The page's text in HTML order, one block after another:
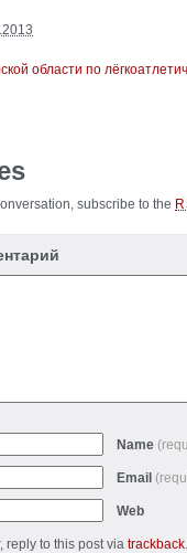
области по
subscribe to the
Name
Email
Web
reply to this post via trackback.